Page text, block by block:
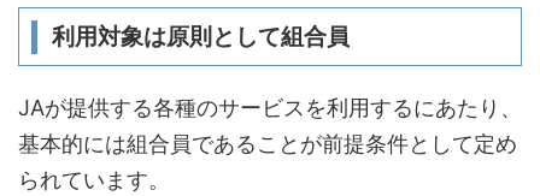
利用対象は原則として組合員
JAが提供する各種のサービスを利用するにあたり、
基本的には組合員であることが前提条件として定め
られています。